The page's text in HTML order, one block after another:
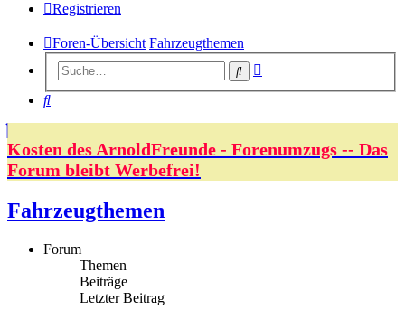
Registrieren
Foren-Übersicht Fahrzeugthemen
Suche
Suche
Kosten des ArnoldFreunde - Forenumzugs -- Das
Forum bleibt Werbefrei!
Fahrzeugthemen
Forum
Themen
Beiträge
Letzter Beitrag